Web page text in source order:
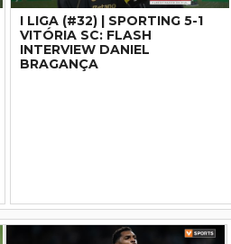
I LIGA (#32) | SPORTING 5-1
VITÓRIA SC: FLASH
INTERVIEW DANIEL
BRAGANÇA